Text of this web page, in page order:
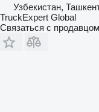
Узбекистан,
TruckExpert Global
Связаться с продавцом